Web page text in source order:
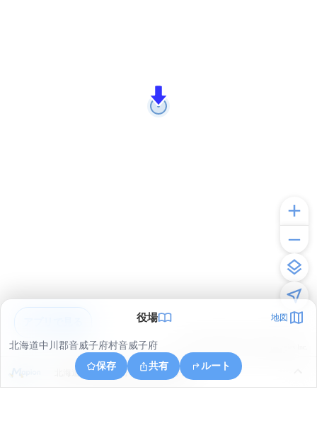
役場 地図
北海道中川郡音威子府村音威子府
保存
共有 ルート
北海道中川郡音威子府村字音威子府